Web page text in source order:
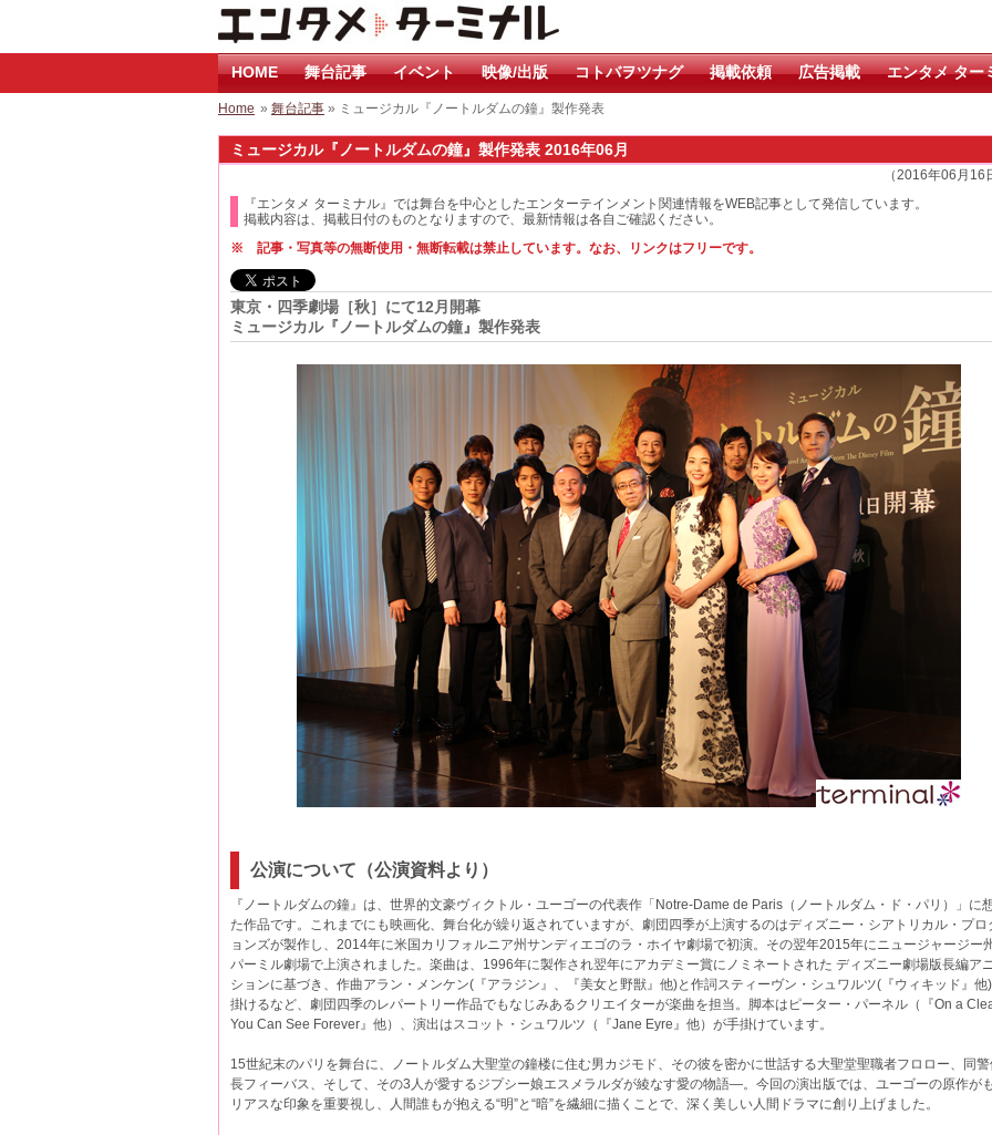
HOME 舞台記事 イベント 映像/出版 コトバヲツナグ 掲載依頼 広告掲載 エンタメ ター
Home » 舞台記事 » ミュージカル『ノートルダムの鐘』製作発表
ミュージカル『ノートルダムの鐘』製作発表 2016年06月
（2016年06月16
『エンタメ ターミナル』では舞台を中心としたエンターテインメント関連情報をWEB記事として発信しています。
掲載内容は、掲載日付のものとなりますので、最新情報は各自ご確認ください。
※ 記事・写真等の無断使用・無断転載は禁止しています。なお、リンクはフリーです。
東京・四季劇場［秋］にて12月開幕
ミュージカル『ノートルダムの鐘』製作発表
公演について（公演資料より）
『ノートルダムの鐘』は、世界的文豪ヴィクトル・ユーゴーの代表作「Notre-Dame de Paris（ノートルダム・ド・パリ）」に
た作品です。これまでにも映画化、舞台化が繰り返されていますが、劇団四季が上演するのはディズニー・シアトリカル・プロ
ョンズが製作し、2014年に米国カリフォルニア州サンディエゴのラ・ホイヤ劇場で初演。その翌年2015年にニュージャージー
パーミル劇場で上演されました。楽曲は、1996年に製作され翌年にアカデミー賞にノミネートされた ディズニー劇場版長編ア
ションに基づき、作曲アラン・メンケン(『アラジン』、『美女と野獣』他)と作詞スティーヴン・シュワルツ(『ウィキッド』他
掛けるなど、劇団四季のレパートリー作品でもなじみあるクリエイターが楽曲を担当。脚本はピーター・パーネル（『On a
You Can See Forever』他）、演出はスコット・シュワルツ（『Jane Eyre』他）が手掛けています。
15世紀末のパリを舞台に、ノートルダム大聖堂の鐘楼に住む男カジモド、その彼を密かに世話する大聖堂聖職者フロロー、同
長フィーバス、そして、その3人が愛するジプシー娘エスメラルダが綾なす愛の物語―。今回の演出版では、ユーゴーの原作が
リアスな印象を重要視し、人間誰もが抱える“明”と“暗”を繊細に描くことで、深く美しい人間ドラマに創り上げました。